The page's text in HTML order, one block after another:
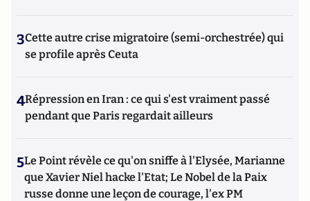
3Cette autre crise migratoire (semi-orchestrée) qui
se profile après Ceuta
4Répression en Iran : ce qui s'est vraiment passé
pendant que Paris regardait ailleurs
5Le Point révèle ce qu'on sniffe à l'Elysée, Marianne
que Xavier Niel hacke l'Etat; Le Nobel de la Paix
russe donne une leçon de courage, l'ex PM